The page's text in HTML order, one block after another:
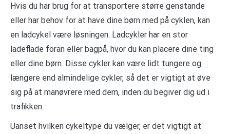
Hvis du har brug for at transportere større genstande
eller har behov for at have dine børn med på cyklen, kan
en ladcykel være løsningen. Ladcykler har en stor
ladeflade foran eller bagpå, hvor du kan placere dine ting
eller dine børn. Disse cykler kan være lidt tungere og
længere end almindelige cykler, så det er vigtigt at øve
sig på at manøvrere med dem, inden du begiver dig ud i
trafikken.
Uanset hvilken cykeltype du vælger, er det vigtigt at